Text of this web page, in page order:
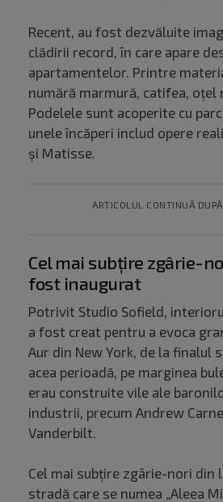
Recent, au fost dezvăluite
clădirii record, în care apare
apartamentelor. Printre
numără marmură, catifea, oțel
Podelele sunt acoperite cu
unele încăperi includ opere
și Matisse.
ARTICOLUL CONTINUĂ
Cel mai subțire zgârie-
fost inaugurat
Potrivit Studio Sofield,
a fost creat pentru a evoca
Aur din New York, de la finalul
acea perioadă, pe marginea
erau construite vile ale
industrii, precum Andrew
Vanderbilt.
Cel mai subțire zgârie-nori din
stradă care se numea „Aleea